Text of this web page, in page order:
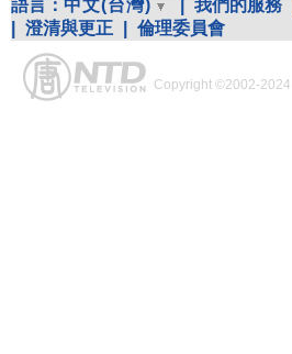
語言： 中文(台灣) 我們的服務
澄清與更正 倫理委員會
Copyright ©2002-2024